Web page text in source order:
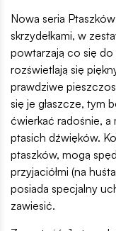
Nowa seria
skrzydełkami, w
powtarzają co się do
rozświetlają się
prawdziwe
się je głaszcze, tym
ćwierkać radośnie, a
ptasich dźwięków.
ptaszków, mogą
przyjaciółmi (na
posiada specjalny
zawiesić.